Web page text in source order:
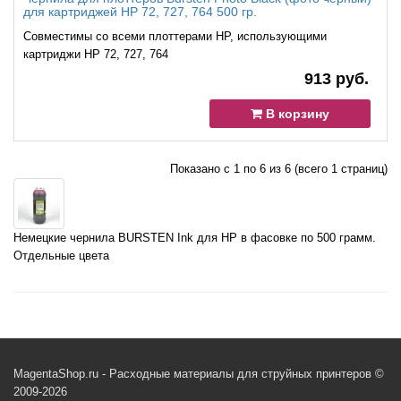
для картриджей HP 72, 727, 764 500 гр.
Совместимы со всеми плоттерами HP, использующими
картриджи HP 72, 727, 764
913 руб.
В корзину
Показано с 1 по 6 из 6 (всего 1 страниц)
Немецкие чернила BURSTEN Ink для HP в фасовке по 500 грамм.
Отдельные цвета
MagentaShop.ru - Расходные материалы для струйных принтеров ©
2009-2026